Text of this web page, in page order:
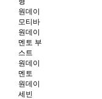
원데이
모티바
원데이
멘토 부
스트
원데이
멘토
원데이
세빈